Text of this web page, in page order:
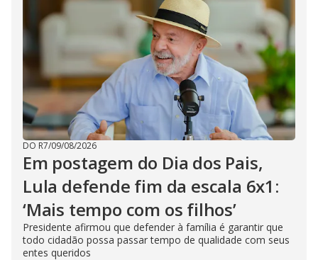
DO R7/09/08/2026
Em postagem do Dia dos Pais,
Lula defende fim da escala 6x1:
‘Mais tempo com os filhos’
Presidente afirmou que defender à família é garantir que
todo cidadão possa passar tempo de qualidade com seus
entes queridos